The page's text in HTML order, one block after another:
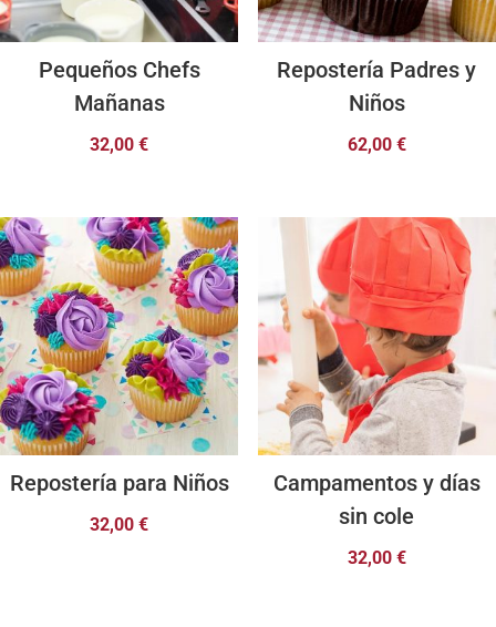
Pequeños Chefs
Mañanas
32,00€
Repostería Padres y
Niños
62,00 €
Repostería para Niños
32,00€
Campamentos y días
sin cole
32,00 €